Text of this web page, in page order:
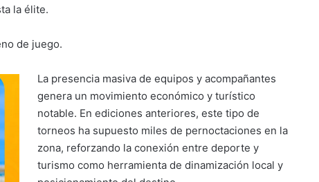
la élite.
de juego.
La presencia masiva de equipos y acompañantes
genera un movimiento económico y turístico
notable. En ediciones anteriores, este tipo de
torneos ha supuesto miles de pernoctaciones en la
zona, reforzando la conexión entre deporte y
turismo como herramienta de dinamización local y